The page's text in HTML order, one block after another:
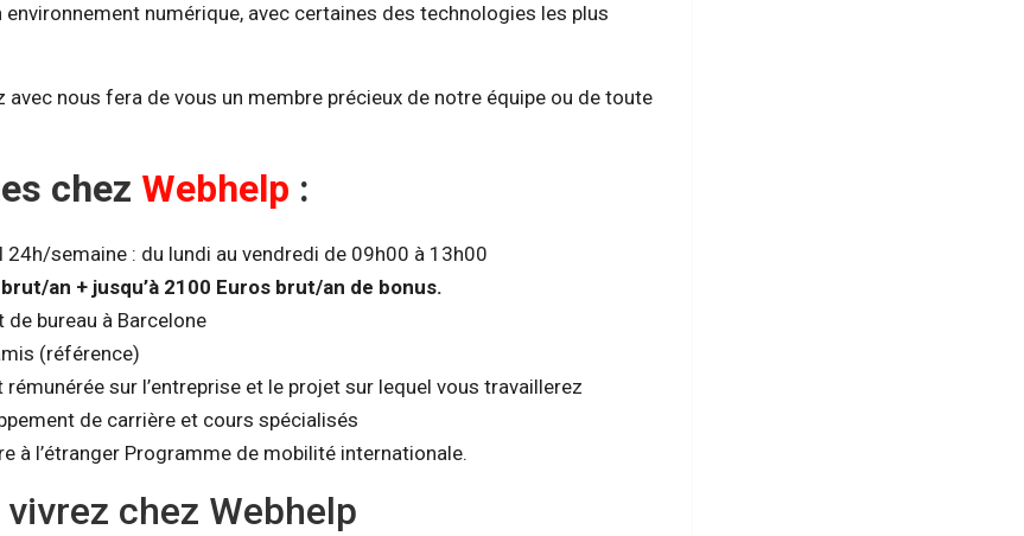
environnement numérique, avec certaines des technologies les plus
avec nous fera de vous un membre précieux de notre équipe ou de toute
chez Webhelp :
semaine : du lundi au vendredi de 09h00 à 13h00
an + jusqu’à 2100 Euros brut/an de bonus.
bureau à Barcelone
(référence)
sur l’entreprise et le projet sur lequel vous travaillerez
de carrière et cours spécialisés
à l’étranger Programme de mobilité internationale.
chez Webhelp